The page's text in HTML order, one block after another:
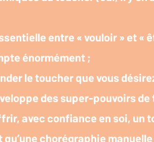
entre « vouloir » et «
énormément ;
le toucher que vous
des super-pouvoirs
avec confiance en soi, un
chorégraphie